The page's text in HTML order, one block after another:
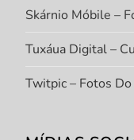
Skárnio Móbile –
Tuxáua Digital –
Twitpic – Fotos